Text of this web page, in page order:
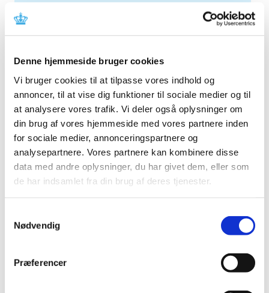
Denne hjemmeside bruger cookies
Vi bruger cookies til at tilpasse vores indhold og
annoncer, til at vise dig funktioner til sociale medier og til
at analysere vores trafik. Vi deler også oplysninger om
din brug af vores hjemmeside med vores partnere inden
for sociale medier, annonceringspartnere og
analysepartnere. Vores partnere kan kombinere disse
data med andre oplysninger, du har givet dem, eller som
de har indsamlet fra din brug af deres tjenester.
Nødvendig
Præferencer
2024 (224)
2023 (195)
2022 (197)
2021 (516)
2019 (159)
2018 (150)
2017 (167)
2016 (167)
2015 (33)
oktober (1)
juli (2)